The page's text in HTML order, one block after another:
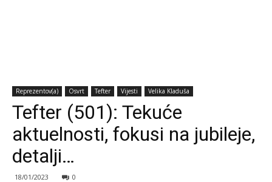
Reprezentov(a) Osvrt Tefter Vijesti Velika Kladuša
Tefter (501): Tekuće
aktuelnosti, fokusi na jubileje,
detalji…
18/01/2023 0